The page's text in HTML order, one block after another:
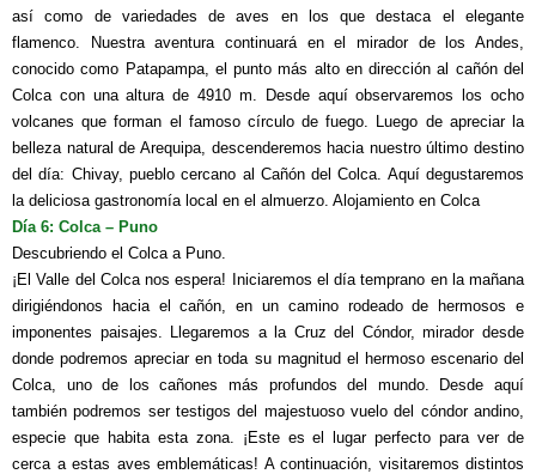
así como de variedades de aves en los que destaca el elegante
flamenco. Nuestra aventura continuará en el mirador de los Andes,
conocido como Patapampa, el punto más alto en dirección al cañón del
Colca con una altura de 4910 m. Desde aquí observaremos los ocho
volcanes que forman el famoso círculo de fuego. Luego de apreciar la
belleza natural de Arequipa, descenderemos hacia nuestro último destino
del día: Chivay, pueblo cercano al Cañón del Colca. Aquí degustaremos
la deliciosa gastronomía local en el almuerzo. Alojamiento en Colca
Día 6: Colca – Puno
Descubriendo el Colca a Puno.
¡El Valle del Colca nos espera! Iniciaremos el día temprano en la mañana
dirigiéndonos
hacia el cañón, en un camino rodeado de hermosos e
imponentes paisajes. Llegaremos a la Cruz del Cóndor, mirador desde
donde podremos apreciar en toda su magnitud el hermoso escenario del
Colca, uno de los cañones más profundos del mundo. Desde aquí
también podremos ser testigos del majestuoso vuelo del cóndor andino,
especie que habita esta zona. ¡Este es el lugar perfecto para ver de
cerca a estas aves emblemáticas! A continuación, visitaremos distintos